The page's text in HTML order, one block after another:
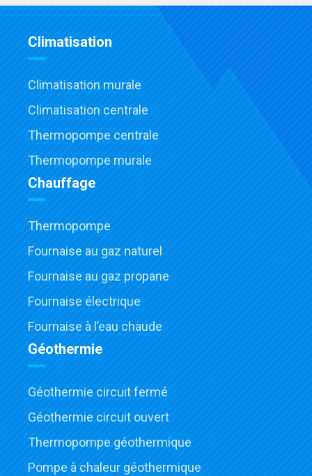
Climatisation
Climatisation murale
Climatisation centrale
Thermopompe centrale
Thermopompe murale
Chauffage
Thermopompe
Fournaise au gaz naturel
Fournaise au gaz propane
Fournaise électrique
Fournaise à l’eau chaude
Géothermie
Géothermie circuit fermé
Géothermie circuit ouvert
Thermopompe géothermique
Pompe à chaleur géothermique